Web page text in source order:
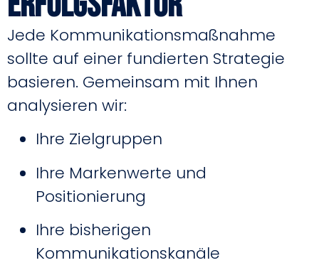
Jede Kommunikationsmaßnahme
sollte auf einer fundierten Strategie
basieren. Gemeinsam mit Ihnen
analysieren wir:
Ihre Zielgruppen
Ihre Markenwerte und
Positionierung
Ihre bisherigen
Kommunikationskanäle